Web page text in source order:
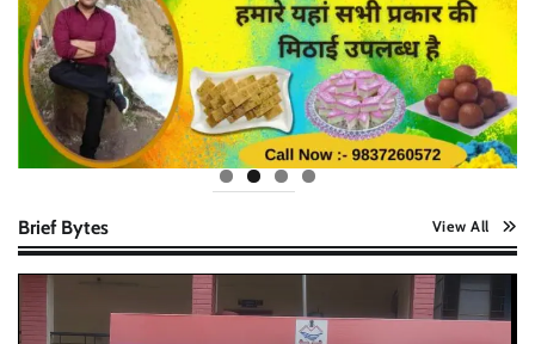
Brief Bytes View All